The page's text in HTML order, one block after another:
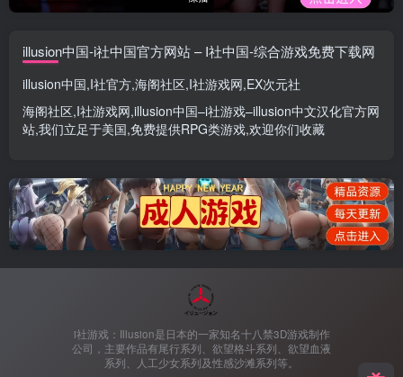
illusion中国-i社中国官方网站 – I社中国-综合游戏免费下载网
illusion中国,I社官方,海阁社区,I社游戏网,EX次元社
海阁社区,I社游戏网,illusion中国–i社游戏–illusion中文汉化官方网
站,我们立足于美国,免费提供RPG类游戏,欢迎你们收藏
i社游戏：Illusion是日本的一家知名十八禁3D游戏制作
公司，主要作品有尾行系列、欲望格斗系列、欲望血液
系列、人工少女系列及性感沙滩系列等。